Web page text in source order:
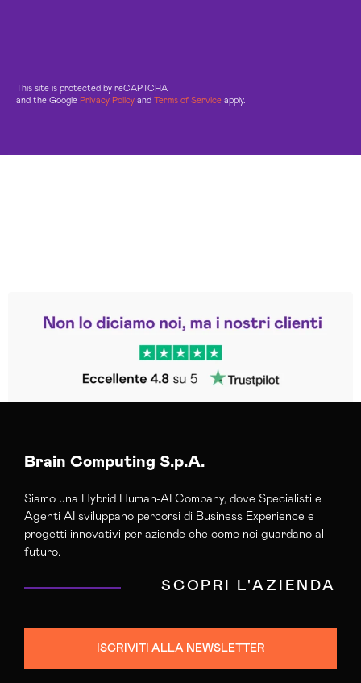
This site is protected by reCAPTCHA
and the Google Privacy Policy and Terms of Service apply.
Trustpilot
Brain Computing S.p.A.
Siamo una Hybrid Human-AI Company, dove Specialisti e
Agenti AI sviluppano percorsi di Business Experience e
progetti innovativi per aziende che come noi guardano al
futuro.
SCOPRI L'AZIENDA
ISCRIVITI ALLA NEWSLETTER